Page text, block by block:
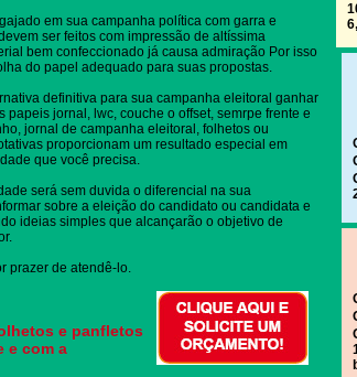
em sua campanha política com garra e
ser feitos com impressão de altíssima
bem confeccionado já causa admiração Por isso
do papel adequado para suas propostas.
definitiva para sua campanha eleitoral ganhar
jornal, lwc, couche o offset, semrpe frente e
jornal de campanha eleitoral, folhetos ou
proporcionam um resultado especial em
que você precisa.
será sem duvida o diferencial na sua
sobre a eleição do candidato ou candidata e
ideias simples que alcançarão o objetivo de
prazer de atendê-lo.
e panfletos
e com a